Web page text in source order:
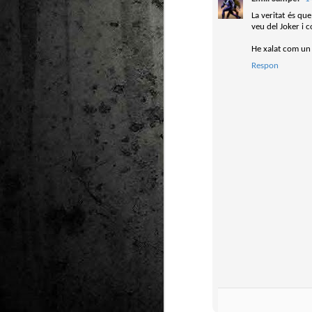
La veritat és
veu del Joker i
He xalat com
Respon